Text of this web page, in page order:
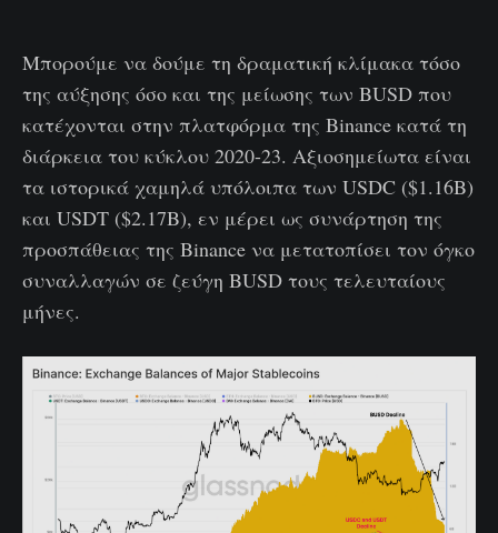
Μπορούμε να δούμε τη δραματική κλίμακα τόσο
της αύξησης όσο και της μείωσης των BUSD που
κατέχονται στην πλατφόρμα της Binance κατά τη
διάρκεια του κύκλου 2020-23. Αξιοσημείωτα είναι
τα ιστορικά χαμηλά υπόλοιπα των USDC ($1.16B)
και USDT ($2.17B), εν μέρει ως συνάρτηση της
προσπάθειας της Binance να μετατοπίσει τον όγκο
συναλλαγών σε ζεύγη BUSD τους τελευταίους
μήνες.